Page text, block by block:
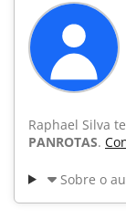
Raphael Silva
PANROTAS.
Sobre o